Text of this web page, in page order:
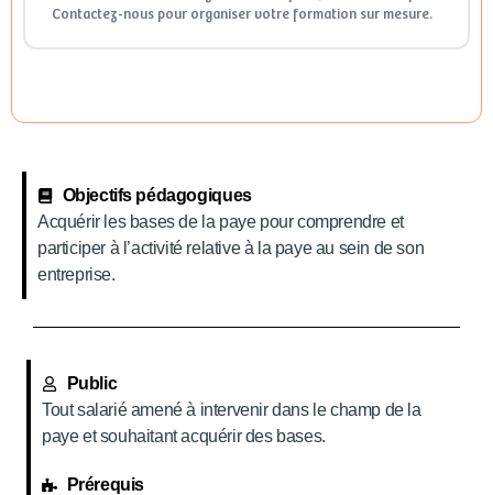
Contactez-nous pour organiser votre formation sur mesure.
Objectifs pédagogiques
Acquérir les bases de la paye pour comprendre et
participer à l’activité relative à la paye au sein de son
entreprise.
Public
Tout salarié amené à intervenir dans le champ de la
paye et souhaitant acquérir des bases.
Prérequis